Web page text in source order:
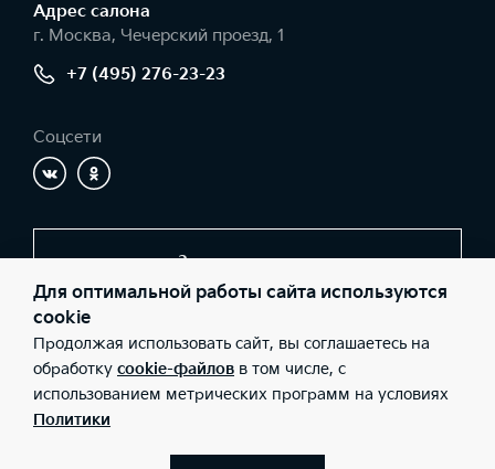
Адрес салонa
г. Москва, Чечерский проезд, 1
+7 (495) 276-23-23
Соцсети
Заказать звонок
© 2026 Юридические лица ООО «А АВТОРУСЬ ПОДОЛЬСК»
(Фактический адрес: г. Москва, Чечерский проезд, 1; Телефон:
+7 (495) 276-23-23; ИНН: 5051320833; ОГРН: 1105074000866),
ООО «Киа Россия и СНГ» (Фактический адрес: г.Москва, Валовая
26; Телефон: 8 800 301 08 80; ИНН: 7728674093; ОГРН:
5087746291760) ведут деятельность на территории РФ в
Для оптимальной работы сайта используются
cookie
Продолжая использовать сайт, вы соглашаетесь на
обработку cookie-файлов в том числе, с
использованием метрических программ на условиях
Политики